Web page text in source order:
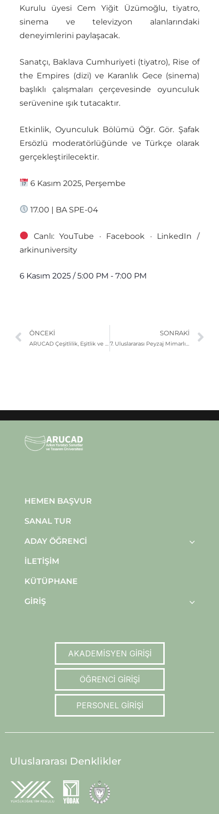
Kurulu üyesi Cem Yiğit Üzümoğlu, tiyatro,
sinema ve televizyon alanlarındaki
deneyimlerini paylaşacak.
Sanatçı, Baklava Cumhuriyeti (tiyatro), Rise of
the Empires (dizi) ve Karanlık Gece (sinema)
başlıklı çalışmaları çerçevesinde oyunculuk
serüvenine ışık tutacaktır.
Etkinlik, Oyunculuk Bölümü Öğr. Gör. Şafak
Ersözlü moderatörlüğünde ve Türkçe olarak
gerçekleştirilecektir.
6 Kasım 2025, Perşembe
17.00 | BA SPE-04
Canlı: YouTube · Facebook · LinkedIn /
arkinuniversity
6 Kasım 2025 /5:00 PM - 7:00 PM
ÖNCEKI
ARUCAD Çeşitlilik, Eşitlik ve Kapsayıcılık Ofisi Konferansı: “İnsan Ticareti”
SONRAKI
7. Uluslararası Peyzaj Mimarlığı Araştırmaları Kongresi (ICLAR 2025), ARUCAD’da Gerçekleşecek
HEMEN BAŞVUR
SANAL TUR
ADAY ÖĞRENCI
İLETIŞIM
KÜTÜPHANE
GIRIŞ
AKADEMİSYEN GİRİŞİ
ÖĞRENCİ GİRİŞİ
PERSONEL GİRİŞİ
Uluslararası Denklikler